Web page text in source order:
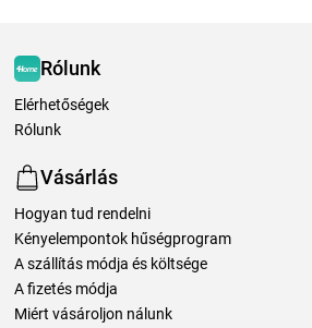
Rólunk
Elérhetőségek
Rólunk
Vásárlás
Hogyan tud rendelni
Kényelempontok hűségprogram
A szállítás módja és költsége
A fizetés módja
Miért vásároljon nálunk